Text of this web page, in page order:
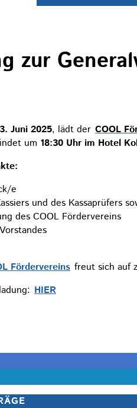
zur
Juni 2025, lädt der COOL
um 18:30 Uhr im Hotel
e
und des Kassaprüfers
des COOL Fördervereins
Fördervereins freut sich auf
HIER